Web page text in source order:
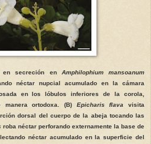
en secreción en Amphilophium mansoanum
néctar nupcial acumulado en la cámara
en los lóbulos inferiores de la corola,
ortodoxa. (B) Epicharis flavavisita
dorsal del cuerpo de la abeja tocando las
roba néctar perforando externamente la base de
néctar acumulado en la superficie del